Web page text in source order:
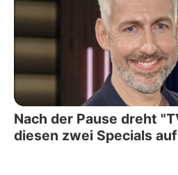
Nach der Pause dreht
diesen zwei Specials auf